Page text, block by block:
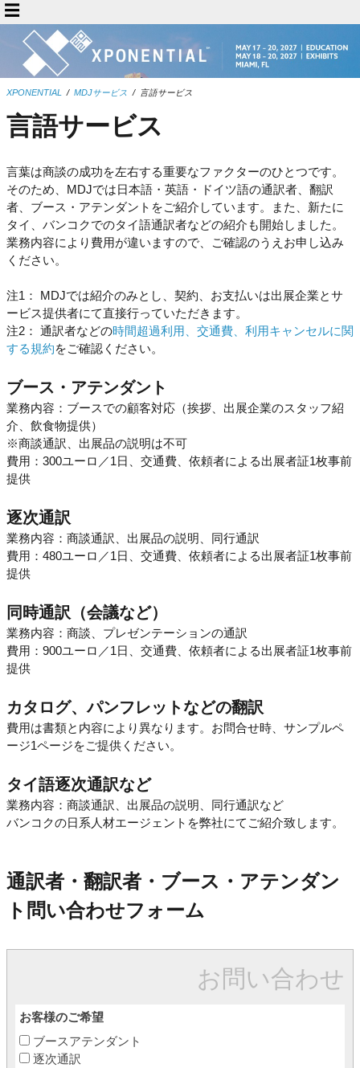
XPONENTIAL / MDJサービス / 言語サービス
言語サービス
言葉は商談の成功を左右する重要なファクターのひとつです。
そのため、MDJでは日本語・英語・ドイツ語の通訳者、翻訳
者、ブース・アテンダントをご紹介しています。また、新たに
タイ、バンコクでのタイ語通訳者などの紹介も開始しました。
業務内容により費用が違いますので、ご確認のうえお申し込み
ください。
注1： MDJでは紹介のみとし、契約、お支払いは出展企業とサ
ービス提供者にて直接行っていただきます。
注2： 通訳者などの時間超過利用、交通費、利用キャンセルに関
する規約をご確認ください。
ブース・アテンダント
業務内容：ブースでの顧客対応（挨拶、出展企業のスタッフ紹
介、飲食物提供）
※商談通訳、出展品の説明は不可
費用：300ユーロ／1日、交通費、依頼者による出展者証1枚事前
提供
逐次通訳
業務内容：商談通訳、出展品の説明、同行通訳
費用：480ユーロ／1日、交通費、依頼者による出展者証1枚事前
提供
同時通訳（会議など）
業務内容：商談、プレゼンテーションの通訳
費用：900ユーロ／1日、交通費、依頼者による出展者証1枚事前
提供
カタログ、パンフレットなどの翻訳
費用は書類と内容により異なります。お問合せ時、サンプルペ
ージ1ページをご提供ください。
タイ語逐次通訳など
業務内容：商談通訳、出展品の説明、同行通訳など
バンコクの日系人材エージェントを弊社にてご紹介致します。
通訳者・翻訳者・ブース・アテンダン
ト問い合わせフォーム
お問い合わせ
お客様のご希望
ブースアテンダント
逐次通訳